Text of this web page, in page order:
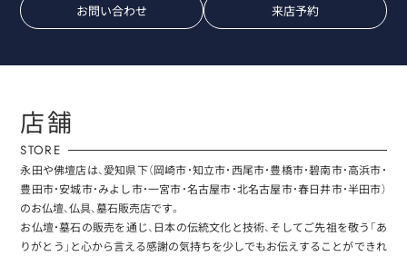
お問い合わせ 来店予約
店舗
STORE
永田や佛壇店は、愛知県下（岡崎市・知立市・西尾市・豊橋市・碧南市・高浜市・
豊田市・安城市・みよし市・一宮市・名古屋市・北名古屋市・春日井市・半田市）
のお仏壇、仏具、墓石販売店です。
お仏壇・墓石の販売を通じ、日本の伝統文化と技術、そしてご先祖を敬う「あ
りがとう」と心から言える感謝の気持ちを少しでもお伝えすることができれ